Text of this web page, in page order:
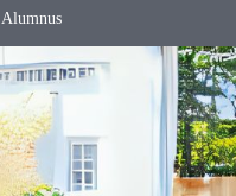
Alumnus